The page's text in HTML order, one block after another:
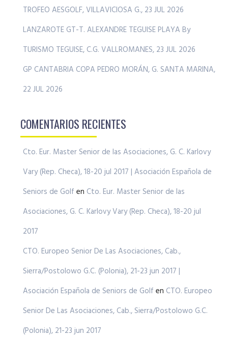
TROFEO AESGOLF, VILLAVICIOSA G., 23 JUL 2026
LANZAROTE GT-T. ALEXANDRE TEGUISE PLAYA By
TURISMO TEGUISE, C.G. VALLROMANES, 23 JUL 2026
GP CANTABRIA COPA PEDRO MORÁN, G. SANTA MARINA,
22 JUL 2026
COMENTARIOS RECIENTES
Cto. Eur. Master Senior de las Asociaciones, G. C. Karlovy
Vary (Rep. Checa), 18-20 jul 2017 | Asociación Española de
Seniors de Golf en Cto. Eur. Master Senior de las
Asociaciones, G. C. Karlovy Vary (Rep. Checa), 18-20 jul
2017
CTO. Europeo Senior De Las Asociaciones, Cab.,
Sierra/Postolowo G.C. (Polonia), 21-23 jun 2017 |
Asociación Española de Seniors de Golf en CTO. Europeo
Senior De Las Asociaciones, Cab., Sierra/Postolowo G.C.
(Polonia), 21-23 jun 2017